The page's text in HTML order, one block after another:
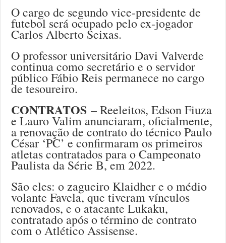
O cargo de segundo vice-presidente de
futebol será ocupado pelo ex-jogador
Carlos Alberto Seixas.
O professor universitário Davi Valverde
continua como secretário e o servidor
público Fábio Reis permanece no cargo
de tesoureiro.
CONTRATOS – Reeleitos, Edson Fiuza
e Lauro Valim anunciaram, oficialmente,
a renovação de contrato do técnico Paulo
César ‘PC’ e confirmaram os primeiros
atletas contratados para o Campeonato
Paulista da Série B, em 2022.
São eles: o zagueiro Klaidher e o médio
volante Favela, que tiveram vínculos
renovados, e o atacante Lukaku,
contratado após o término de contrato
com o Atlético Assisense.